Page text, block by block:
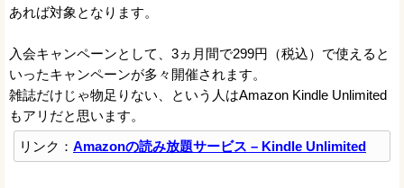
あれば対象となります。
入会キャンペーンとして、3ヵ月間で299円（税込）で使えると
いったキャンペーンが多々開催されます。
雑誌だけじゃ物足りない、という人はAmazon Kindle Unlimited
もアリだと思います。
リンク： Amazonの読み放題サービス – Kindle Unlimited